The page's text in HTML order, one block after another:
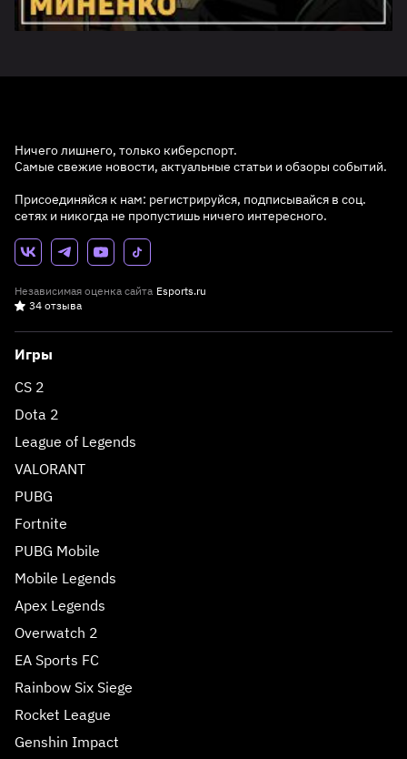
Ничего лишнего, только киберспорт.
Самые свежие новости, актуальные статьи и обзоры событий.
Присоединяйся к нам: регистрируйся, подписывайся в соц.
сетях и никогда не пропустишь ничего интересного.
Независимая оценка сайта Esports.ru
34 отзыва
Игры
CS 2
Dota 2
League of Legends
VALORANT
PUBG
Fortnite
PUBG Mobile
Mobile Legends
Apex Legends
Overwatch 2
EA Sports FC
Rainbow Six Siege
Rocket League
Genshin Impact